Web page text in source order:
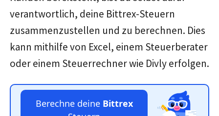
verantwortlich, deine Bittrex-Steuern
zusammenzustellen und zu berechnen. Dies
kann mithilfe von Excel, einem Steuerberater
oder einem Steuerrechner wie Divly erfolgen.
Berechne deine Bittrex